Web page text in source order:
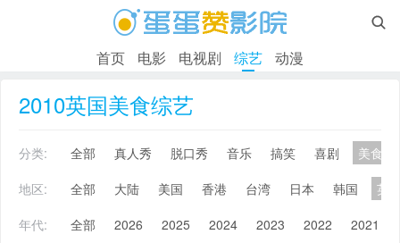

首页 电影 电视剧 综艺 动漫
2010英国美食综艺
分类: 全部 真人秀 脱口秀 音乐 搞笑 喜剧
美食
地区:
全部 大陆 美国 香港 台湾 日本 韩国
英
年代:
全部 2026 2025 2024 2023 2022 2021